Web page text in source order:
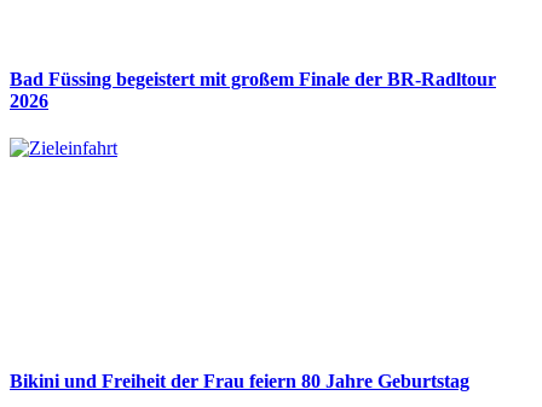
Bad Füssing begeistert mit großem Finale der BR-Radltour
2026
Bikini und Freiheit der Frau feiern 80 Jahre Geburtstag